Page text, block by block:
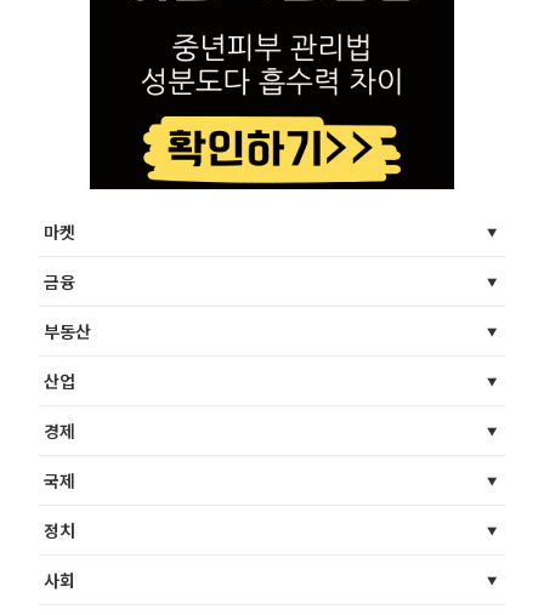
마켓
금융
부동산
산업
경제
국제
정치
사회